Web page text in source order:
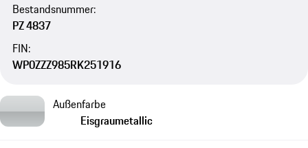
Bestandsnummer:
PZ 4837
FIN:
WP0ZZZ985RK251916
Außenfarbe
Eisgraumetallic